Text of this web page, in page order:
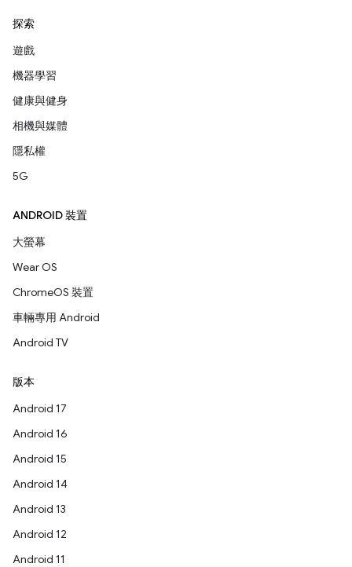
探索
遊戲
機器學習
健康與健身
相機與媒體
隱私權
5G
ANDROID 裝置
大螢幕
Wear OS
ChromeOS 裝置
車輛專用 Android
Android TV
版本
Android 17
Android 16
Android 15
Android 14
Android 13
Android 12
Android 11